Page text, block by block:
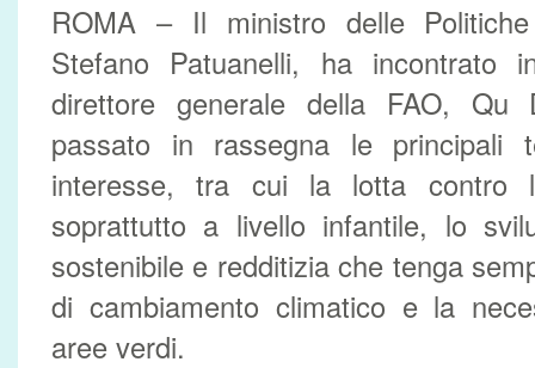
ROMA – Il ministro delle
Stefano Patuanelli, ha incontrato
direttore generale della FAO,
passato in rassegna le principali
interesse, tra cui la lotta contro
soprattutto a livello infantile, lo
sostenibile e redditizia che tenga
di cambiamento climatico e la
aree verdi.